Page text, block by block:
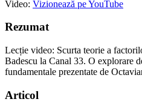
Video: Vizionează pe YouTube
Rezumat
Lecție video: Scurta teorie a
Badescu la Canal 33. O explorare
fundamentale prezentate de
Articol